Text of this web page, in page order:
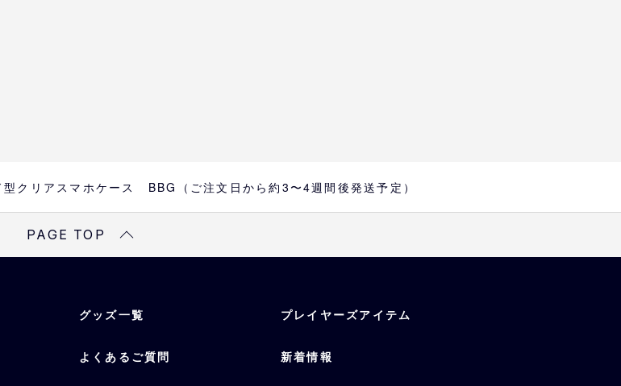
[AQUOS]対応機種
Xperia 10Ⅵ
クリアスマホケース BBG（ご注文日から約3〜4週間後発送予定）
PAGE TOP
グッズ一覧 プレイヤーズアイテム
よくあるご質問 新着情報